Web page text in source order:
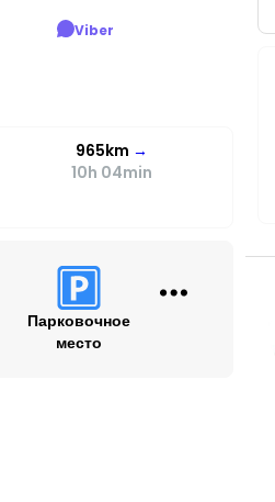
Viber
965km →
10h 04min
Парковочное
место